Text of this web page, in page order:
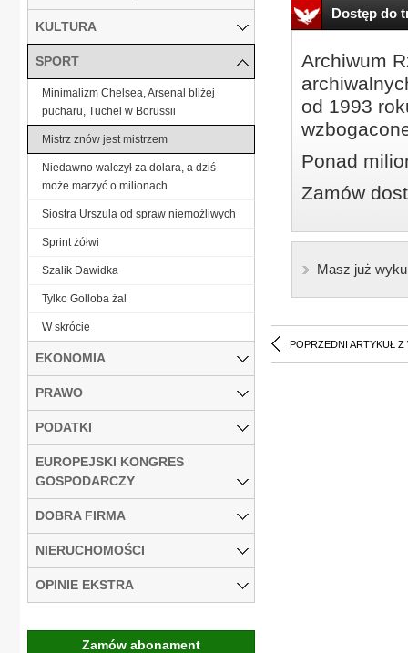
Dostęp do
Archiwum
od 1993
Ponad
Zamów
Masz już
POPRZEDNI ARTYKUŁ Z
KULTURA
SPORT
Minimalizm Chelsea, Arsenal bliżej
pucharu, Tuchel w Borussii
Mistrz znów jest mistrzem
Niedawno walczył za dolara, a dziś
może marzyć o milionach
Siostra Urszula od spraw niemożliwych
Sprint żółwi
Szalik Dawidka
Tylko Golloba żal
W skrócie
EKONOMIA
PRAWO
PODATKI
EUROPEJSKI KONGRES
GOSPODARCZY
DOBRA FIRMA
NIERUCHOMOŚCI
OPINIE EKSTRA
Zamów abonament